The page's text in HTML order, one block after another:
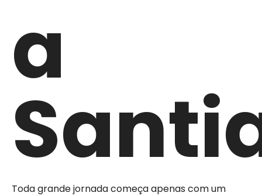
a
Toda grande jornada começa apenas com um